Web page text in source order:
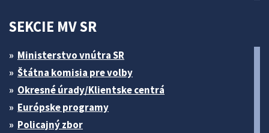
SEKCIE MV SR
Ministerstvo vnútra SR
Štátna komisia pre volby
Okresné úrady/Klientske centrá
Európske programy
Policajný zbor